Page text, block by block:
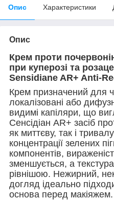
Опис Характеристики
Опис
Крем проти
при куперозі та
Sensidiane AR+ Anti-
Крем призначений для
локалізовані або
видимі капіляри, що
Сенсідіан AR+ засіб
як миттєву, так і
концентрації зелених
компонентів,
зменшується, а
рівнішою. Нежирний,
догляд ідеально
основа перед макіяжем.